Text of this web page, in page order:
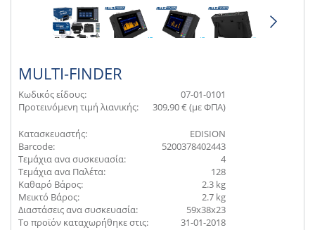
MULTI-FINDER
Κωδικός είδους:
07-01-0101
Προτεινόμενη τιμή λιανικής:
309,90 € (με ΦΠΑ)
Κατασκευαστής:
EDISION
Barcode:
5200378402443
Τεμάχια ανα συσκευασία:
4
Τεμάχια ανα Παλέτα:
128
Καθαρό Βάρος:
2.3 kg
Μεικτό Βάρος:
2.7 kg
Διαστάσεις ανα συσκευασία:
59x38x23
Το προϊόν καταχωρήθηκε στις:
31-01-2018